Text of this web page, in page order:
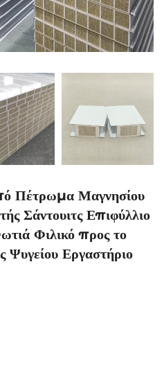
Πέτρωμα Μαγνησίου
Σάντουιτς Επιφύλλιο
Φιλικό προς το
Ψυγείου Εργαστήριο